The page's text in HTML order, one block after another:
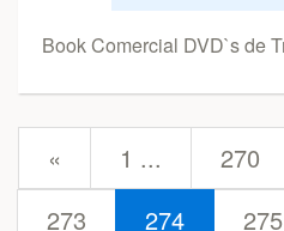
Book Comercial DVD`s de
« 1 ... 270
273
274 275